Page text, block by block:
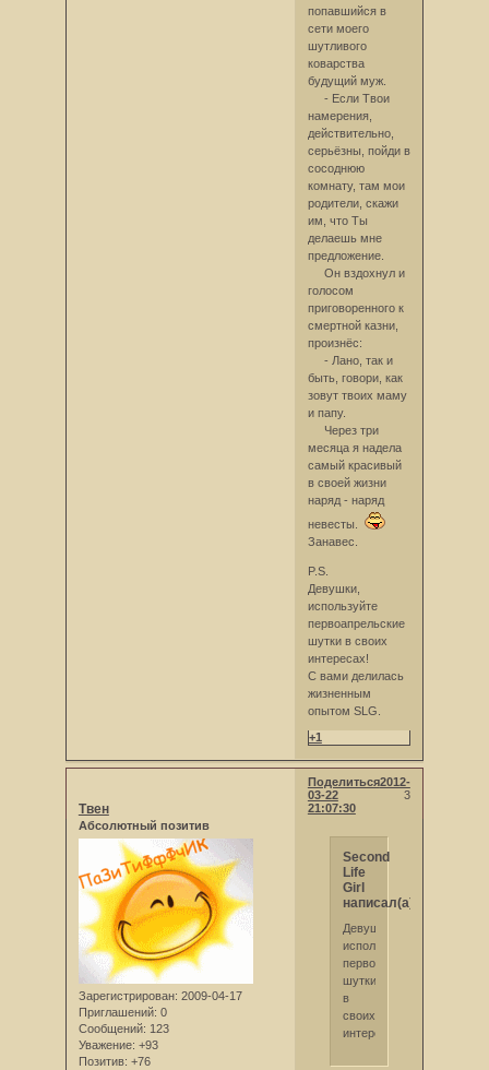
попавшийся в
сети моего
шутливого
коварства
будущий муж.
- Если Твои
намерения,
действительно,
серьёзны, пойди в
сосоднюю
комнату, там мои
родители, скажи
им, что Ты
делаешь мне
предложение.
Он вздохнул и
голосом
приговоренного к
смертной казни,
произнёс:
- Лано, так и
быть, говори, как
зовут твоих маму
и папу.
Через три
месяца я надела
самый красивый
в своей жизни
наряд - наряд
невесты.
Занавес.
P.S.
Девушки,
используйте
первоапрельские
шутки в своих
интересах!
С вами делилась
жизненным
опытом SLG.
+1
Поделиться
3
2012-
03-22
21:07:30
Твен
Абсолютный позитив
Зарегистрирован: 2009-04-17
Приглашений: 0
Сообщений: 123
Уважение: +93
Позитив: +76
Second
Life
Girl
написал(а):
Девушки,
используйте
первоапрельские
шутки
в
своих
интересах!